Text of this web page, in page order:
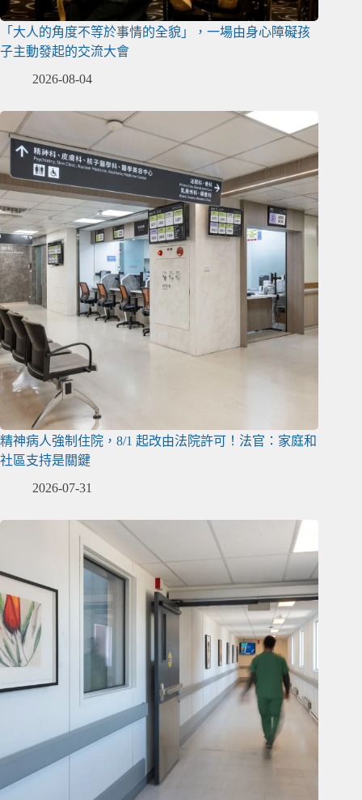
「大人的角度不等於事情的全貌」，一場由身心障礙孩
子主動發起的交流大會
2026-08-04
精神病人強制住院，8/1 起改由法院許可！法官：家庭和
社區支持是關鍵
2026-07-31